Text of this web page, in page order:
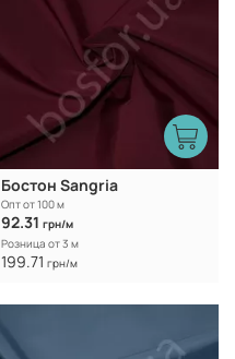
Бостон Sangria
Опт от 100 м
92.31 грн/м
Розница от 3 м
199.71 грн/м